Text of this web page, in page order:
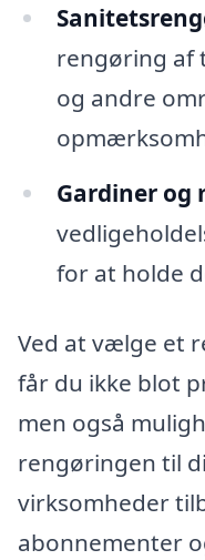
rengøring af
og andre
Gardiner og
for at holde
Ved at vælge et
får du ikke blot
men også
rengøringen til
virksomheder
abonnementer